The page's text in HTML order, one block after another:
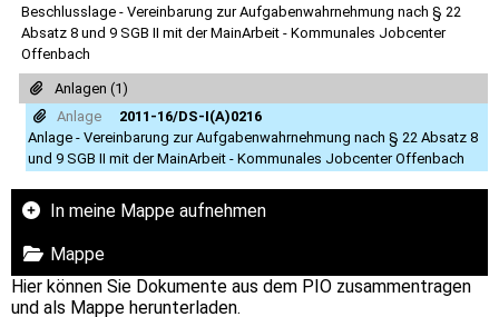
Beschlusslage - Vereinbarung zur Aufgabenwahrnehmung nach § 22
Absatz 8 und 9 SGB II mit der MainArbeit - Kommunales Jobcenter
Offenbach
Anlagen (1)
Anlage
2011-16/DS-I(A)0216
Anlage - Vereinbarung zur Aufgabenwahrnehmung nach § 22 Absatz 8
und 9 SGB II mit der MainArbeit - Kommunales Jobcenter Offenbach
In meine Mappe aufnehmen
Mappe
Hier können Sie Dokumente aus dem PIO zusammentragen
und als Mappe herunterladen.